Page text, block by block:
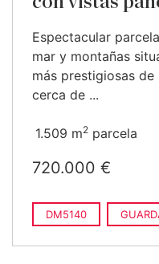
Espectacular
mar y montañas
más prestigiosas de
cerca de ...
1.509 m2 parcela
720.000 €
DM5140